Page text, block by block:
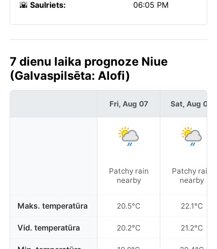
🌇 Saulriets: 06:05 PM
7 dienu laika prognoze Niue
(Galvaspilsēta: Alofi)
Maks. temperatūra
Vid. temperatūra
Fri, Aug 07
Patchy rain
nearby
20.5°C
20.2°C
Sat, Aug 08
Patchy rain
nearby
22.1°C
21.2°C